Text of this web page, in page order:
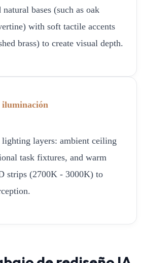
bases (such as oak
with soft tactile accents
brass) to create visual depth.
layers: ambient ceiling
task fixtures, and warm
strips (2700K - 3000K) to